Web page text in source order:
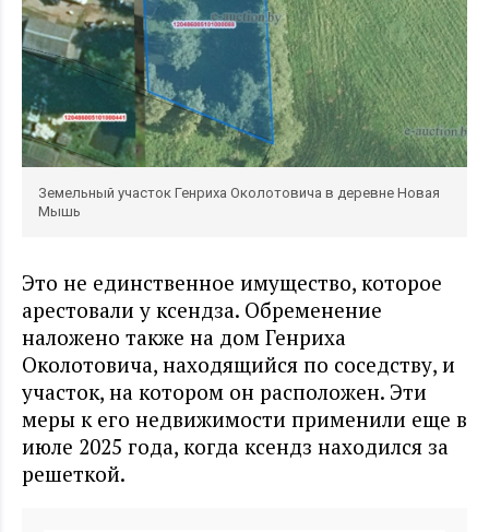
Земельный участок Генриха Околотовича в деревне Новая
Мышь
Это не единственное имущество, которое
арестовали у ксендза. Обременение
наложено также на дом Генриха
Околотовича, находящийся по соседству, и
участок, на котором он расположен. Эти
меры к его недвижимости применили еще в
июле 2025 года, когда ксендз находился за
решеткой.